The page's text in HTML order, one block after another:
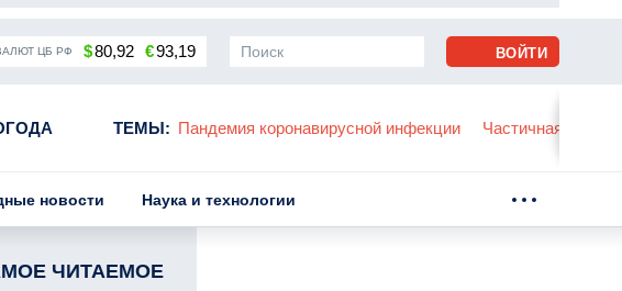
ЦБ РФ $80,92 €93,19
ТЕМЫ:
Кузбасса Пандемия коронавирусной инфекции Частичная
ВОЙТИ
новости Наука и технологии
ЧИТАЕМОЕ